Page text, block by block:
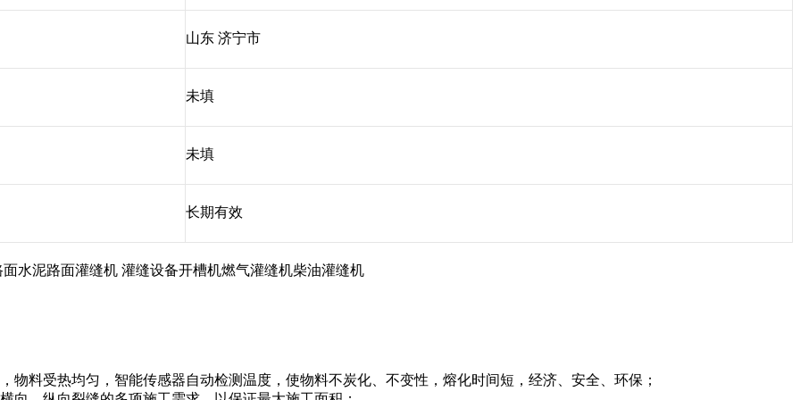
山东 济宁市
未填
未填
长期有效
泥路面灌缝机 灌缝设备开槽机燃气灌缝机柴油灌缝机
物料受热均匀，智能传感器自动检测温度，使物料不炭化、不变性，熔化时间短，经济、安全、环保；